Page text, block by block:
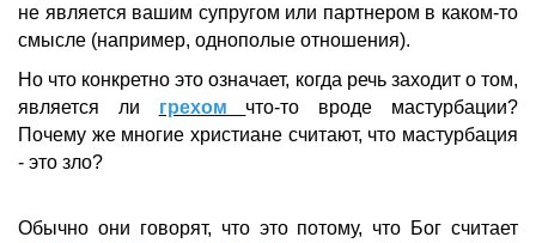
не является вашим супругом или партнером в каком-то
смысле (например, однополые отношения).
Но что конкретно это означает, когда речь заходит о том,
является ли грехом что-то вроде мастурбации?
Почему же многие христиане считают, что мастурбация
- это зло?
Обычно они говорят, что это потому, что Бог считает